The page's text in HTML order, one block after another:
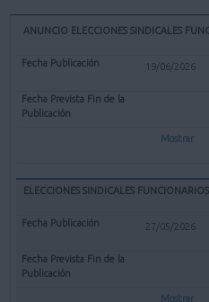
ANUNCIO ELECCIONES SINDICALES
19/06/2026
Mostrar
ELECCIONES SINDICALES
27/05/2026
Mostrar